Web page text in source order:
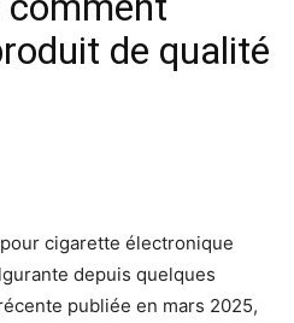
de qualité
cigarette électronique
depuis quelques
publiée en mars 2025,